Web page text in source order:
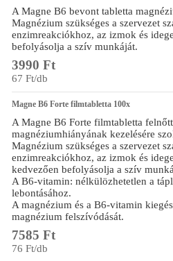
A Magne B6 bevont tabletta
Magnézium szükséges a szervezet
enzimreakciókhoz, az izmok és
befolyásolja a szív munkáját.
3990 Ft
67 Ft/db
Magne B6 Forte filmtabletta 100x
A Magne B6 Forte filmtabletta
magnéziumhiányának kezelésére
Magnézium szükséges a szervezet
enzimreakciókhoz, az izmok és
kedvezően befolyásolja a szív
A B6-vitamin: nélkülözhetetlen a
lebontásához.
A magnézium és a B6-vitamin
magnézium felszívódását.
7585 Ft
76 Ft/db